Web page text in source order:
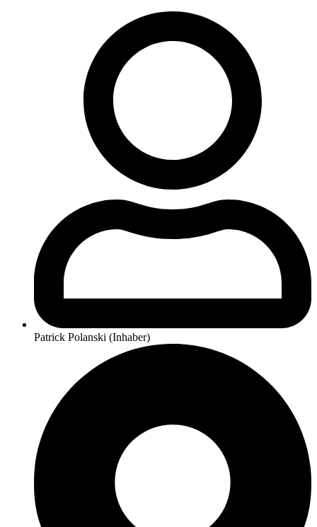
Patrick Polanski (Inhaber)